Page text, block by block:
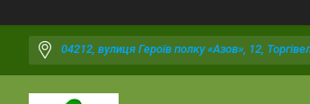
04212, вулиця Героїв полку «Азов», 12,